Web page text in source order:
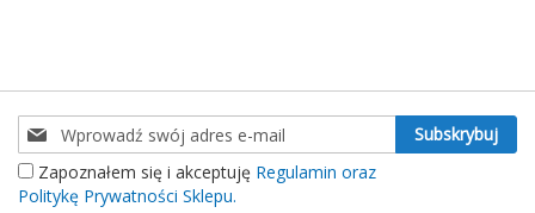
Subskrybuj
nasz
newsletter:
Subskrybuj
Zapoznałem się i akceptuję Regulamin oraz
Politykę Prywatności Sklepu.